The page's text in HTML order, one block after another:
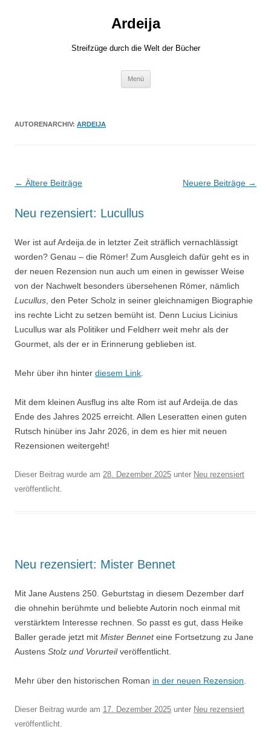
Ardeija
Streifzüge durch die Welt der Bücher
Menü
AUTORENARCHIV: ARDEIJA
Beitragsnavigation
← Ältere Beiträge Neuere Beiträge →
Neu rezensiert: Lucullus
Wer ist auf Ardeija.de in letzter Zeit sträflich vernachlässigt
worden? Genau – die Römer! Zum Ausgleich dafür geht es in
der neuen Rezension nun auch um einen in gewisser Weise
von der Nachwelt besonders übersehenen Römer, nämlich
Lucullus , den Peter Scholz in seiner gleichnamigen Biographie
ins rechte Licht zu setzen bemüht ist. Denn Lucius Licinius
Lucullus war als Politiker und Feldherr weit mehr als der
Gourmet, als der er in Erinnerung geblieben ist.
Mehr über ihn hinter diesem Link
Mit dem kleinen Ausflug ins alte Rom ist auf Ardeija.de das
Ende des Jahres 2025 erreicht. Allen Leseratten einen guten
Rutsch hinüber ins Jahr 2026, in dem es hier mit neuen
Rezensionen weitergeht!
Dieser Beitrag wurde am 28. Dezember 2025 unter Neu rezensiert
veröffentlicht.
Neu rezensiert: Mister Bennet
Mit Jane Austens 250. Geburtstag in diesem Dezember darf
die ohnehin berühmte und beliebte Autorin noch einmal mit
verstärktem Interesse rechnen. So passt es gut, dass Heike
Baller gerade jetzt mit Mister Benneteine Fortsetzung zu Jane
Austens Stolz und Vorurteilveröffentlicht.
Mehr über den historischen Roman in der neuen Rezension
Dieser Beitrag wurde am 17. Dezember 2025 unter Neu rezensiert
veröffentlicht.